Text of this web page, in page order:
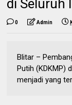
di Seluruh
0 Admin
Blitar –
Putih (KDKMP)
menjadi yang